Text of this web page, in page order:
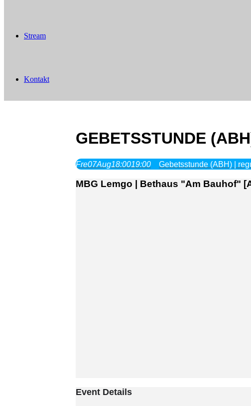
Stream
Kontakt
GEBETSSTUNDE
Fre07Aug18:0019:00 Gebetsstunde (ABH) |
MBG Lemgo | Bethaus "Am Bauhof"
Event Details